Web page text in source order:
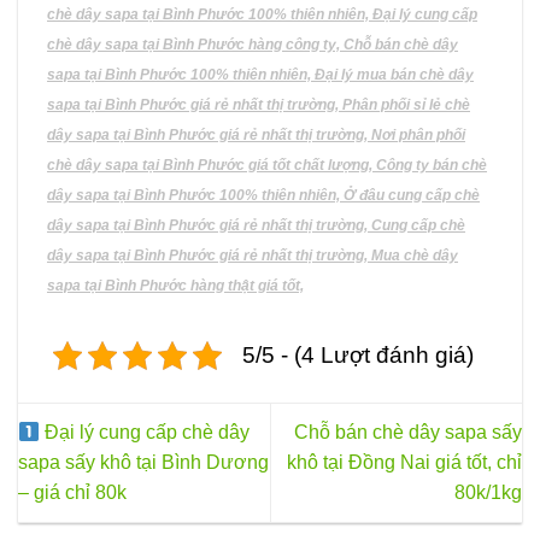
được
trên
trang
sản
phẩm
chè dây sapa tại Bình Phước 100% thiên nhiên, Đại lý cung cấp
chè dây sapa tại Bình Phước hàng công ty, Chỗ bán chè dây
sapa tại Bình Phước 100% thiên nhiên, Đại lý mua bán chè dây
sapa tại Bình Phước giá rẻ nhất thị trường, Phân phối sỉ lẻ chè
dây sapa tại Bình Phước giá rẻ nhất thị trường, Nơi phân phối
chè dây sapa tại Bình Phước giá tốt chất lượng, Công ty bán chè
dây sapa tại Bình Phước 100% thiên nhiên, Ở đâu cung cấp chè
dây sapa tại Bình Phước giá rẻ nhất thị trường, Cung cấp chè
dây sapa tại Bình Phước giá rẻ nhất thị trường, Mua chè dây
sapa tại Bình Phước hàng thật giá tốt,
5/5 - (4 Lượt đánh giá)
Đại lý cung cấp chè dây
sapa sấy khô tại Bình Dương
– giá chỉ 80k
Chỗ bán chè dây sapa sấy
khô tại Đồng Nai giá tốt, chỉ
80k/1kg